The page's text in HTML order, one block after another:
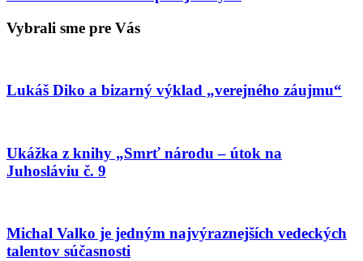
Vybrali sme pre Vás
Lukáš Diko a bizarný výklad „verejného záujmu“
Ukážka z knihy „Smrť národu – útok na
Juhosláviu č. 9
Michal Valko je jedným najvýraznejších vedeckých
talentov súčasnosti